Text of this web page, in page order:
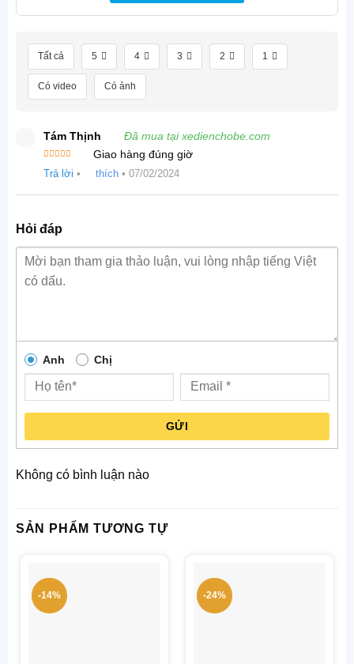
Tất cả 5 4 3 2 1
Có video Có ảnh
Tám Thịnh Đã mua tại xedienchobe.com
xếp hạng
Giao hàng đúng giờ
Trả lời • thích • 07/02/2024
Hỏi đáp
Anh Chị
GỬI
Không có bình luận nào
SẢN PHẨM TƯƠNG TỰ
-14% -24%